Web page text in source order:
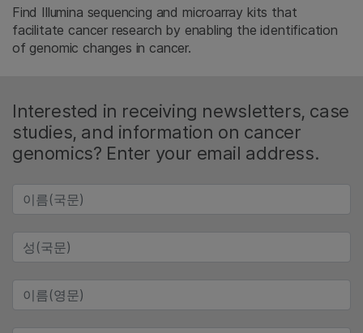
Find Illumina sequencing and microarray kits that
facilitate cancer research by enabling the identification
of genomic changes in cancer.
Interested in receiving newsletters, case
studies, and information on cancer
genomics? Enter your email address.